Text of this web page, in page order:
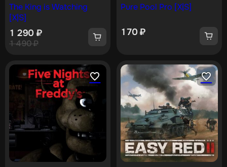
The King is Watching
[X|S]
1 490₽
1 290 ₽
Pure Pool Pro [X|S]
170₽